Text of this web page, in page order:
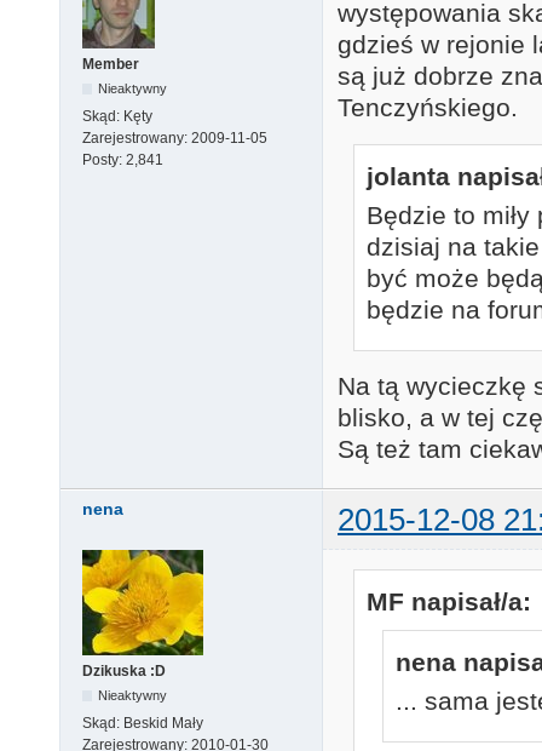
Member
Nieaktywny
Skąd: Kęty
Zarejestrowany: 2009-11-05
Posty: 2,841
występowania
gdzieś w rejonie
są już dobrze
Tenczyńskiego.
jolanta
Będzie to
dzisiaj na
być może
będzie na
Na tą wycieczkę
blisko, a w tej
Są też tam
nena 2015-12-08
Dzikuska :D
Nieaktywny
Skąd: Beskid Mały
Zarejestrowany: 2010-01-30
MF napisał/a:
nena
... sama